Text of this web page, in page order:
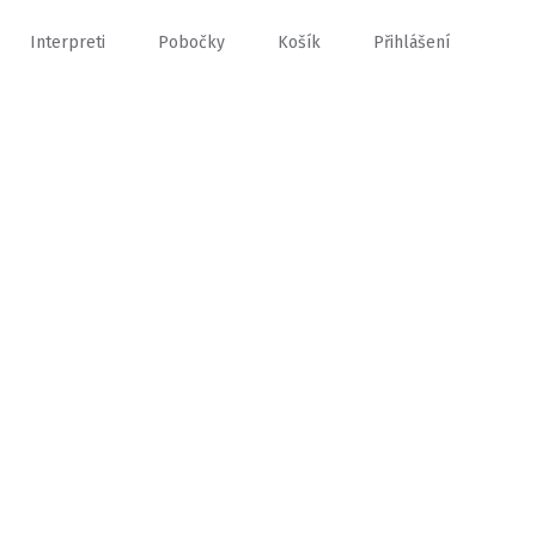
Interpreti Pobočky Košík Přihlášení